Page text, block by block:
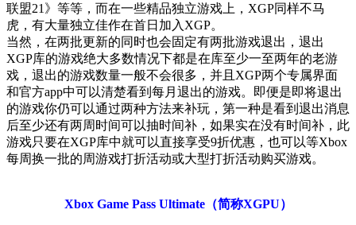
联盟21》等等，而在一些精品独立游戏上，XGP同样不马
虎，有大量独立佳作在首日加入XGP。
当然，在两批更新的同时也会固定有两批游戏退出，退出
XGP库的游戏绝大多数情况下都是在库至少一至两年的老游
戏，退出的游戏数量一般不会很多，并且XGP两个专属界面
和官方app中可以清楚看到每月退出的游戏。即便是即将退出
的游戏你仍可以通过两种方法来补玩，第一种是看到退出消息
后至少还有两周时间可以抽时间补，如果实在没有时间补，此
游戏只要在XGP库中就可以直接享受9折优惠，也可以等Xbox
每周换一批的周游戏打折活动或大型打折活动购买游戏。
Xbox Game Pass Ultimate（简称XGPU）